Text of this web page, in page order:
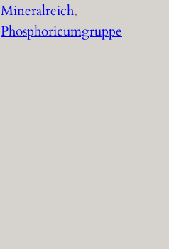
Mineralreich
Phosphoricumgruppe